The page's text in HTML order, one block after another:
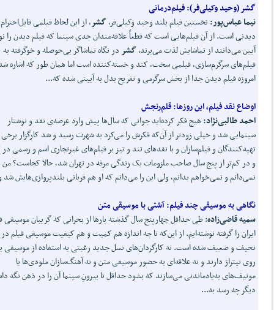
گشر(وحید وکیلیفر):فیلمدرمانی
نیما عباسپور: نخستین فیلم بلند وحید وکیلی‌فر،گشر، از این لحاظ فیلمی
دیدنی‌ است. از آن فیلم‌هایی است که قطعاً علاقه‌مندان جدی سینما که فیلم دیدن را
آیین می‌دانند از تماشایش لذت می‌برند.گشر در نگاه تماشاگر بی‌حوصله و خوگرفته به
فیلم‌های سرگرم‌سازی، فیلمی سخت، کند و خسته‌کننده است اما همان طور که اشاره
امروزه فیلم دیدن جدا از بخش سرگرمی و تفریح بدل به آیینی شده که...
اوضاع نقد فیلم، این روزها:قلمرنجش
احمد طالبینژاد:هیچ فکر کرده‌اید جوانی که سال‌ها پیش وارد عرصه‌ی نقد و نوشتار
سینمایی شد و خیلی زودتر از آن‌که فکرش را می‌کرد به شهرت رسید و شد کارگزار برخی
تهیه‌کنندگان و فیلم‌سازان و با نقد‌های تند و تیز بر فیلم‌های غیرتجاری اسم و رسمی
و در کم‌تر از پنج سال صاحب ملزومات یک زندگی مرفه در تهران شد، حالا کجاست؟
نمی‌دانم و نمی‌خواهم بدانم، ولی این را می‌دانم که او هم قربانی بلندپروازی‌هایش
نگاهی به موسیقی چند فیلم:آشتی با موسیقی متن
سمیه قاضیزاده: طی حداقل چهارپنج سال گذشته بارها از بحرانی که گریبان موسیقی
ایران را گرفته نوشته‌ایم. از این‌که تا چه اندازه هم کمیت و هم کیفیت موسیقی فیلم در
نحیف و ضعیف شده است. نه کارگردان‌های نسل جدید رغبتی به استفاده از موسیقی
روی تیتراژ دارند و نه علاقه‌ای به حضور موسیقی متن و نه آهنگ‌سازان ملودی‌ها یا
موتیف‌های به‌یادماندنی می‌سازند که بشود حداقل تا بیرونِ سینما آن را در ذهن نگه
دیگر چه رسد به...